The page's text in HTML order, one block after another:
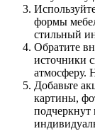
формы
стильный
Обратите
источники
атмосферу.
Добавьте
картины,
подчеркнут